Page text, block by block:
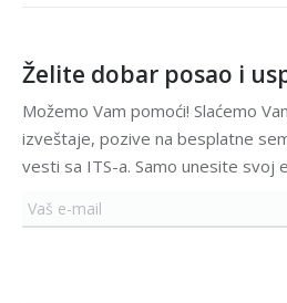
Želite dobar posao i
Možemo Vam pomoći! Slaćemo
izveštaje, pozive na besplatne
vesti sa ITS-a. Samo unesite svoj